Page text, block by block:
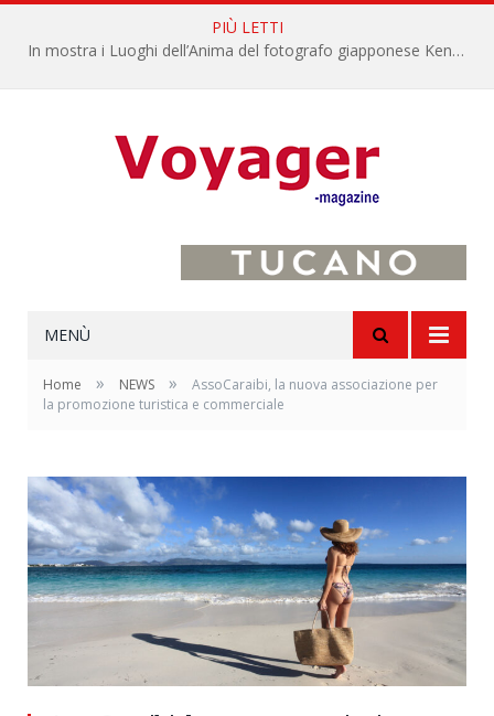
PIÙ LETTI
In mostra i Luoghi dell’Anima del fotografo giapponese Kenro Izu
MENÙ
Home » NEWS »
AssoCaraibi, la nuova associazione per
la promozione turistica e commerciale